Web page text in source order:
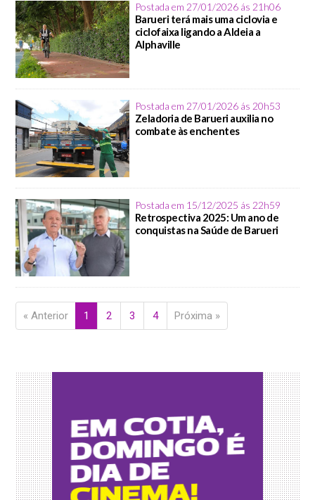
Postada em 27/01/2026 ás 21h06
Barueri terá mais uma ciclovia e
ciclofaixa ligando a Aldeia a
Alphaville
Postada em 27/01/2026 ás 20h53
Zeladoria de Barueri auxilia no
combate às enchentes
Postada em 15/12/2025 ás 22h59
Retrospectiva 2025: Um ano de
conquistas na Saúde de Barueri
« Anterior 1 2 3 4 Próxima »